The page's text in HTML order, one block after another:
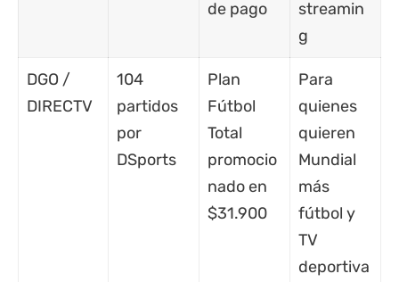
de pago
streamin
g
DGO /
DIRECTV
104
partidos
por
DSports
Plan
Fútbol
Total
promocio
nado en
$31.900
Para
quienes
quieren
Mundial
más
fútbol y
TV
deportiva